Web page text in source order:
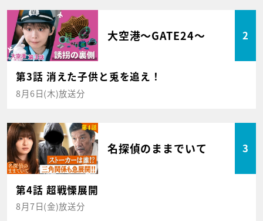
大空港～GATE24～ 2
第3話 消えた子供と兎を追え！
8月6日(木)放送分
名探偵のままでいて 3
第4話 超戦慄展開
8月7日(金)放送分